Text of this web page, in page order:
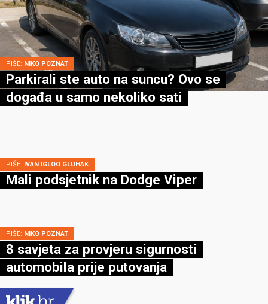
PIŠE: NIKO POZNAT
Parkirali ste auto na suncu? Ovo se
događa u samo nekoliko sati
PIŠE: IVAN IGLOO GLUHAK
Mali podsjetnik na Dodge Viper
PIŠE: NIKO POZNAT
8 savjeta za provjeru sigurnosti
automobila prije putovanja